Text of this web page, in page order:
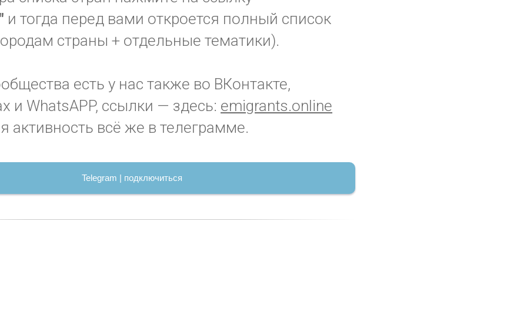
и тогда перед вами откроется полный список
страны + отдельные тематики).
есть у нас также во ВКонтакте,
и WhatsAPP, ссылки — здесь: emigrants.online
активность всё же в телеграмме.
Telegram | подключиться